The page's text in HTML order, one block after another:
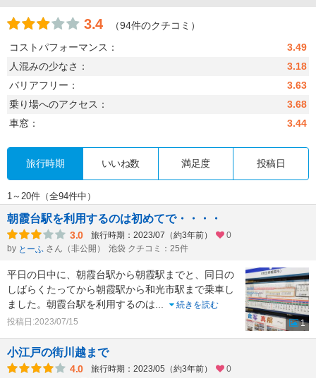
3.4
（94件のクチコミ）
コストパフォーマンス：
3.49
人混みの少なさ：
3.18
バリアフリー：
3.63
乗り場へのアクセス：
3.68
車窓：
3.44
旅行時期 いいね数 満足度 投稿日
1～20件（全94件中）
朝霞台駅を利用するのは初めてで・・・・
3.0 旅行時期：2023/07（約3年前）
0
by とーふ さん（非公開） 池袋 クチコミ：25件
平日の日中に、朝霞台駅から朝霞駅までと、同日の
しばらくたってから朝霞駅から和光市駅まで乗車し
ました。朝霞台駅を利用するのは
続きを読む
投稿日:2023/07/15
1
小江戸の街川越まで
4.0 旅行時期：2023/05（約3年前）
0